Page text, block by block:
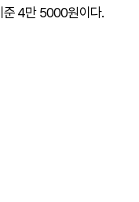
준 4만 5000원이다.